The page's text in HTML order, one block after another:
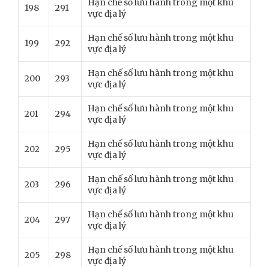
198 291
Hạn chế số lưu hành trong một khu
vực địa lý
199 292
Hạn chế số lưu hành trong một khu
vực địa lý
200 293
Hạn chế số lưu hành trong một khu
vực địa lý
201 294
Hạn chế số lưu hành trong một khu
vực địa lý
202 295
Hạn chế số lưu hành trong một khu
vực địa lý
203 296
Hạn chế số lưu hành trong một khu
vực địa lý
204 297
Hạn chế số lưu hành trong một khu
vực địa lý
205 298
Hạn chế số lưu hành trong một khu
vực địa lý